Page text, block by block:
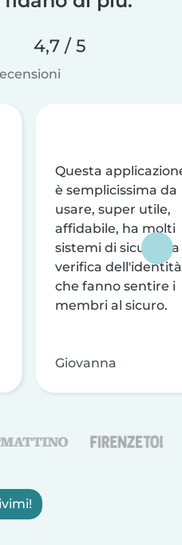
4,7 / 5
Questa
è semplicissima da
usare, super utile,
affidabile, ha molti
sistemi di sicurezza
verifica dell'identità
che fanno sentire i
membri al sicuro.
Giovanna